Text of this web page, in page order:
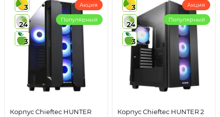
3
24
3
Акция
Популярный
Корпус Chieftec HUNTER
3
24
3
Акция
Популярный
Корпус Chieftec HUNTER 2